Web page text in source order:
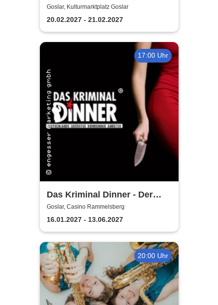
Kulturmarktplatz Goslar
Goslar, Kulturmarktplatz Goslar
20.02.2027 - 21.02.2027
17:00 Uhr
Das Kriminal Dinner - Der
Polterabendkiller
Goslar, Casino Rammelsberg
16.01.2027 - 13.06.2027
20:00 Uhr